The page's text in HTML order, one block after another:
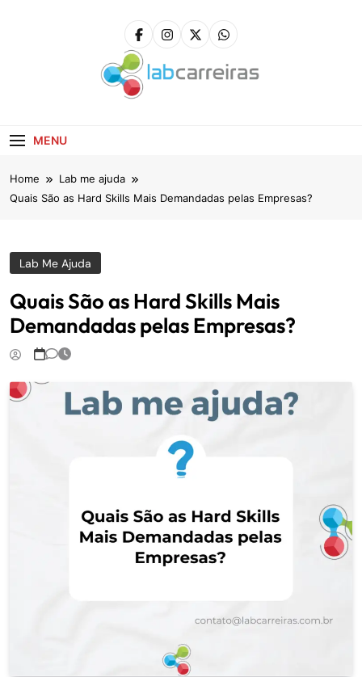
MENU
Home
Lab me ajuda
Quais São as Hard Skills Mais Demandadas pelas Empresas?
Lab Me Ajuda
Quais São as Hard Skills Mais
Demandadas pelas Empresas?